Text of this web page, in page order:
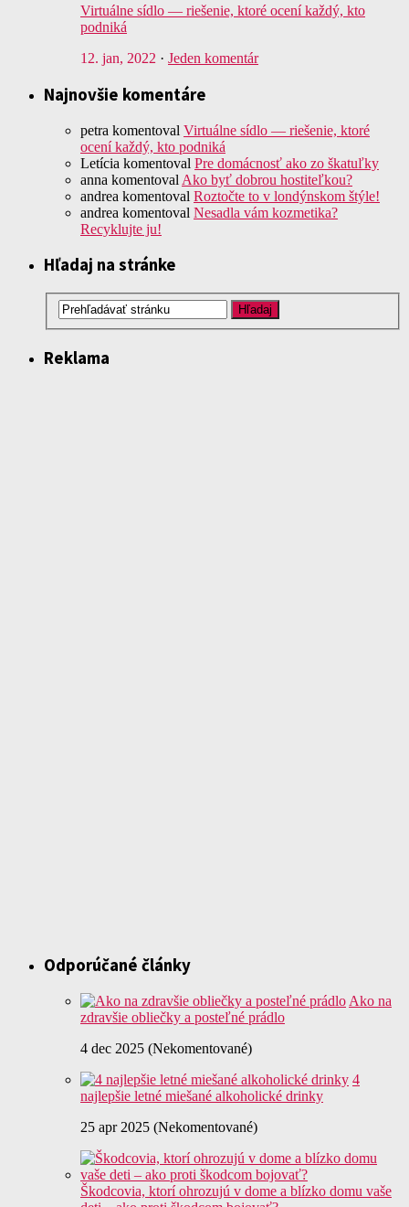
Virtuálne sídlo — riešenie, ktoré ocení každý, kto
podniká
12. jan, 2022 · Jeden komentár
Najnovšie komentáre
petra komentoval Virtuálne sídlo — riešenie, ktoré
ocení každý, kto podniká
Letícia komentoval Pre domácnosť ako zo škatuľky
anna komentoval Ako byť dobrou hostiteľkou?
andrea komentoval Roztočte to v londýnskom štýle!
andrea komentoval Nesadla vám kozmetika?
Recyklujte ju!
Hľadaj na stránke
Reklama
Odporúčané články
Ako na
zdravšie obliečky a posteľné prádlo
4 dec 2025 (Nekomentované)
4
najlepšie letné miešané alkoholické drinky
25 apr 2025 (Nekomentované)
Škodcovia, ktorí ohrozujú v dome a blízko domu vaše